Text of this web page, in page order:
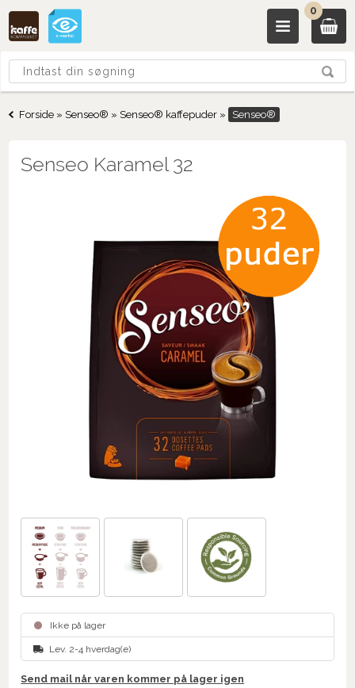
0
Forside » Senseo® » Senseo® kaffepuder » Senseo®
Senseo Karamel 32
Ikke på lager
Lev. 2-4 hverdag(e)
Send mail når varen kommer på lager igen